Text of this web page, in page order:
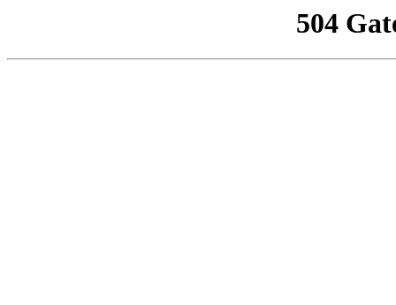
504